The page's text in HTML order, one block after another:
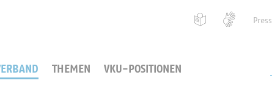
THEMEN VKU-POSITIONEN